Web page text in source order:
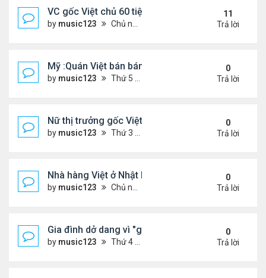
VC gốc Việt chủ 60 tiệm nail trốn thuế $32 triệu
by music123 Chủ nhật Tháng 6 07, 2026 9:21 am
11
Trả lời
Mỹ :Quán Việt bán bánh mì chảo, cà phê mắm
by music123 Thứ 5 Tháng 6 11, 2026 7:57 pm
0
Trả lời
Nữ thị trưởng gốc Việt đầu tiên ở Mỹ tái đắc cử
by music123 Thứ 3 Tháng 6 09, 2026 6:23 pm
0
Trả lời
Nhà hàng Việt ở Nhật bốc cháy dữ dội
by music123 Chủ nhật Tháng 6 07, 2026 9:04 am
0
Trả lời
Gia đình dở dang vì "giấc mơ Mỹ"
by music123 Thứ 4 Tháng 6 03, 2026 6:34 pm
0
Trả lời